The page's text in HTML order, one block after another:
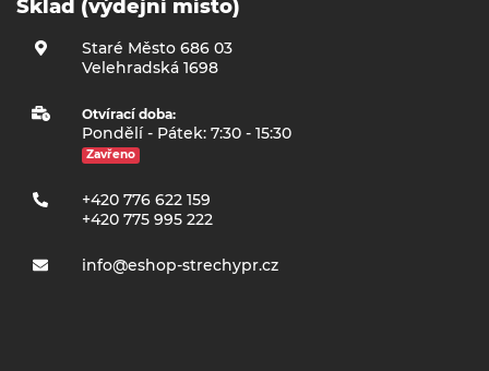
Sklad (výdejní místo)
Staré Město 686 03
Velehradská 1698
Otvírací doba:
Pondělí - Pátek: 7:30 - 15:30
Zavřeno
+420 776 622 159
+420 775 995 222
info@eshop-strechypr.cz